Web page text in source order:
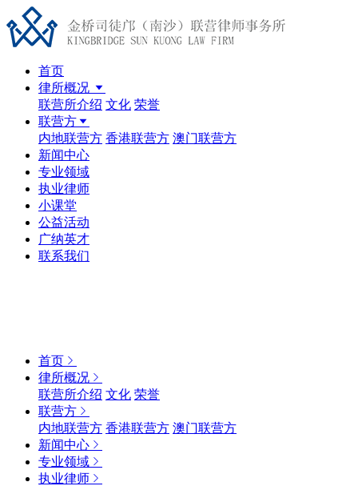
首页
律所概况
联营所介绍 文化 荣誉
联营方
内地联营方 香港联营方 澳门联营方
新闻中心
专业领域
执业律师
小课堂
公益活动
广纳英才
联系我们
首页
律所概况
联营所介绍 文化 荣誉
联营方
内地联营方 香港联营方 澳门联营方
新闻中心
专业领域
执业律师